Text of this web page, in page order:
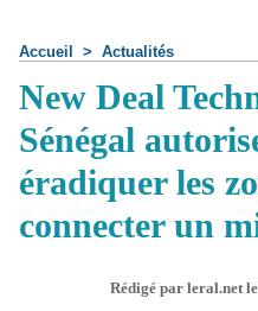
Accueil > Actualités
New Deal
Sénégal
éradiquer les
connecter un
Rédigé par leral.net